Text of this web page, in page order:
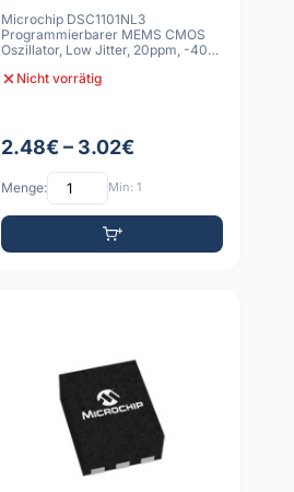
Microchip DSC1101NL3
Programmierbarer MEMS CMOS
Oszillator, Low Jitter, 20ppm, -40C
Nicht vorrätig
2.48€ – 3.02€
Menge: Min: 1